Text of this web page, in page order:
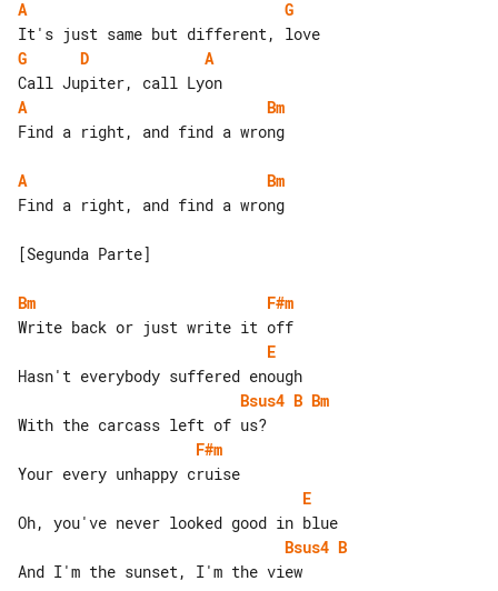
A
G
G
D
A
A
Bm
Find a right, and find a wrong
A
Bm
Find a right, and find a wrong
[Segunda Parte]
Bm
F#m
E
Bsus4 B Bm
F#m
E
Bsus4 B
And I'm the sunset, I'm the view